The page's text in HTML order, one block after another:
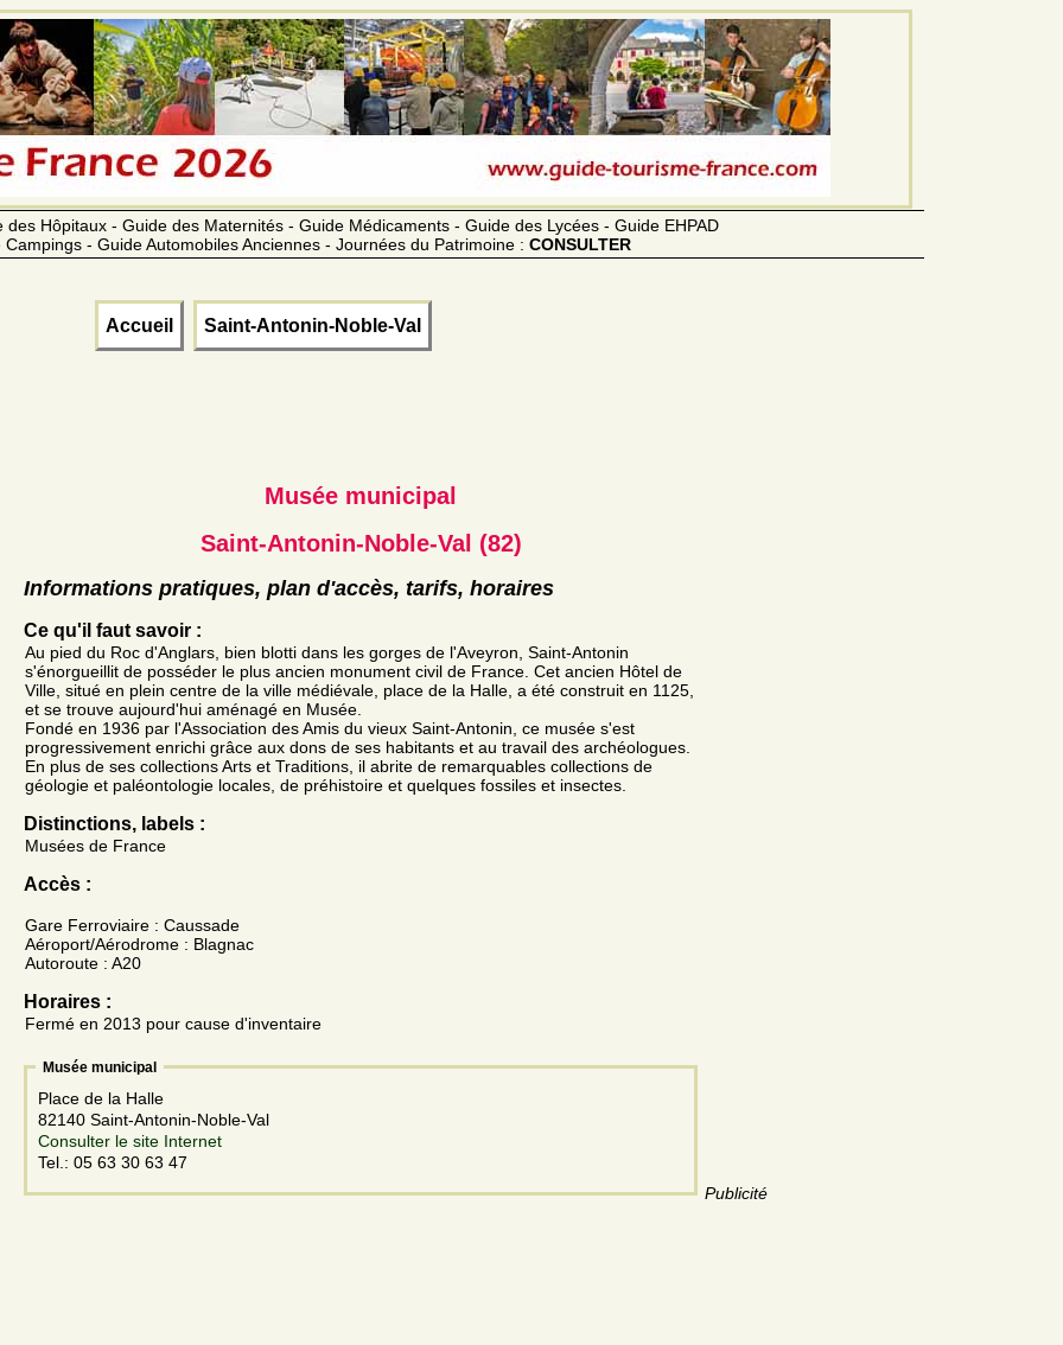
Hôpitaux - Guide des Maternités - Guide Médicaments - Guide des Lycées - Guide EHPAD
- Guide Automobiles Anciennes - Journées du Patrimoine : CONSULTER
Accueil Saint-Antonin-Noble-Val
Publicité
Musée municipal
Saint-Antonin-Noble-Val (82)
Informations pratiques, plan d'accès, tarifs, horaires
Ce qu'il faut savoir :
Au pied du Roc d'Anglars, bien blotti dans les gorges de l'Aveyron, Saint-Antonin
s'énorgueillit de posséder le plus ancien monument civil de France. Cet ancien Hôtel de
Ville, situé en plein centre de la ville médiévale, place de la Halle, a été construit en 1125,
et se trouve aujourd'hui aménagé en Musée.
Fondé en 1936 par l'Association des Amis du vieux Saint-Antonin, ce musée s'est
progressivement enrichi grâce aux dons de ses habitants et au travail des archéologues.
En plus de ses collections Arts et Traditions, il abrite de remarquables collections de
géologie et paléontologie locales, de préhistoire et quelques fossiles et insectes.
Distinctions, labels :
Musées de France
Accès :
Gare Ferroviaire : Caussade
Aéroport/Aérodrome : Blagnac
Autoroute : A20
Horaires :
Fermé en 2013 pour cause d'inventaire
Musée municipal
Place de la Halle
82140 Saint-Antonin-Noble-Val
Consulter le site Internet
Tel.: 05 63 30 63 47